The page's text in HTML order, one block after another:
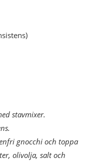
stavmixer.
gnocchi och toppa
olivolja, salt och